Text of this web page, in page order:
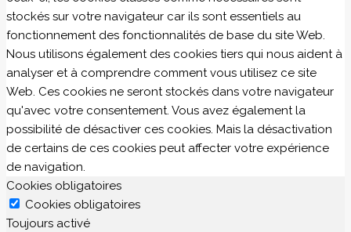
stockés sur votre navigateur car ils sont essentiels au
fonctionnement des fonctionnalités de base du site Web.
Nous utilisons également des cookies tiers qui nous aident à
analyser et à comprendre comment vous utilisez ce site
Web. Ces cookies ne seront stockés dans votre navigateur
qu'avec votre consentement. Vous avez également la
possibilité de désactiver ces cookies. Mais la désactivation
de certains de ces cookies peut affecter votre expérience
de navigation.
Cookies obligatoires
Cookies obligatoires
Toujours activé